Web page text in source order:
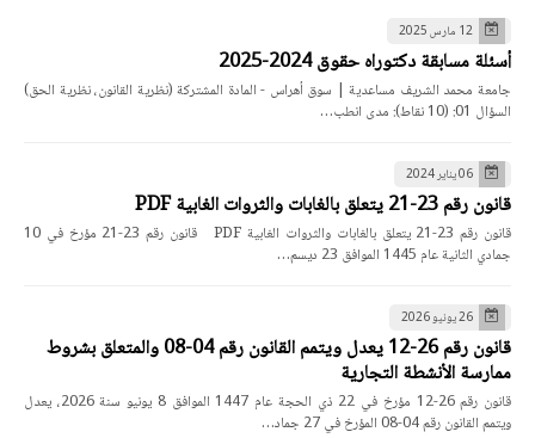
12 مارس 2025
أسئلة مسابقة دكتوراه حقوق 2024-2025
جامعة محمد الشريف مساعدية | سوق أهراس - المادة المشتركة (نظرية القانون، نظرية الحق)
السؤال 01: (10 نقاط): مدى انطب…
06 يناير 2024
قانون رقم 23-21 يتعلق بالغابات والثروات الغابية PDF
قانون رقم 23-21 يتعلق بالغابات والثروات الغابية PDF قانون رقم 23-21 مؤرخ في 10
جمادي الثانية عام 1445 الموافق 23 ديسم…
26 يونيو 2026
قانون رقم 26-12 يعدل ويتمم القانون رقم 04-08 والمتعلق بشروط
ممارسة الأنشطة التجارية
قانون رقم 26-12 مؤرخ في 22 ذي الحجة عام 1447 الموافق 8 يونيو سنة 2026، يعدل
ويتمم القانون رقم 04-08 المؤرخ في 27 جماد…